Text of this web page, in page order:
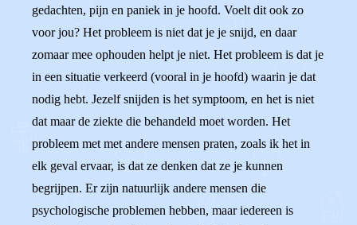
gedachten, pijn en paniek in je hoofd. Voelt dit ook zo
voor jou? Het probleem is niet dat je je snijd, en daar
zomaar mee ophouden helpt je niet. Het probleem is dat je
in een situatie verkeerd (vooral in je hoofd) waarin je dat
nodig hebt. Jezelf snijden is het symptoom, en het is niet
dat maar de ziekte die behandeld moet worden. Het
probleem met met andere mensen praten, zoals ik het in
elk geval ervaar, is dat ze denken dat ze je kunnen
begrijpen. Er zijn natuurlijk andere mensen die
psychologische problemen hebben, maar iedereen is